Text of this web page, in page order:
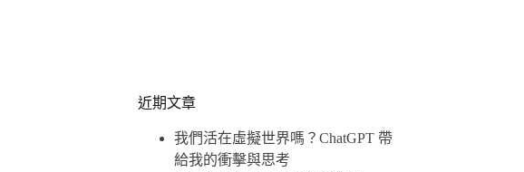
近期文章
我們活在虛擬世界嗎？ChatGPT 帶
給我的衝擊與思考